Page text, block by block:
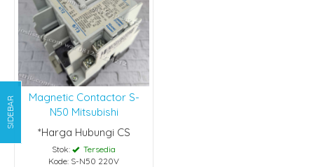
Magnetic Contactor S-
N50 Mitsubishi
*Harga Hubungi CS
Stok:
Tersedia
Kode: S-N50 220V
SIDEBAR